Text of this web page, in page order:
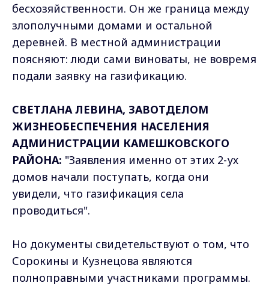
бесхозяйственности. Он же граница между
злополучными домами и остальной
деревней. В местной администрации
поясняют: люди сами виноваты, не вовремя
подали заявку на газификацию.
СВЕТЛАНА ЛЕВИНА, ЗАВОТДЕЛОМ
ЖИЗНЕОБЕСПЕЧЕНИЯ НАСЕЛЕНИЯ
АДМИНИСТРАЦИИ КАМЕШКОВСКОГО
РАЙОНА: "Заявления именно от этих 2-ух
домов начали поступать, когда они
увидели, что газификация села
проводиться".
Но документы свидетельствуют о том, что
Сорокины и Кузнецова являются
полноправными участниками программы.